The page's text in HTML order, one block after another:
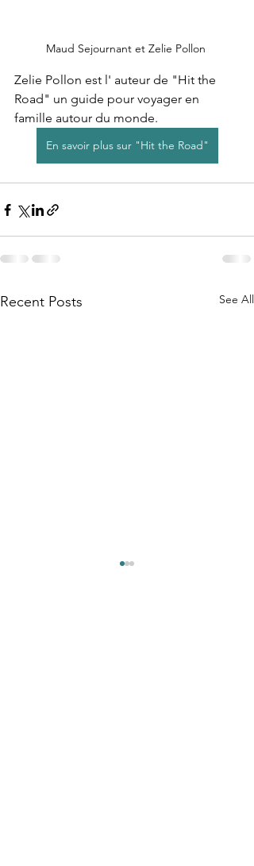
Maud Sejournant et Zelie Pollon
Zelie Pollon est l' auteur de "Hit the
Road" un guide pour voyager en
famille autour du monde.
En savoir plus sur "Hit the Road"
Recent Posts See All